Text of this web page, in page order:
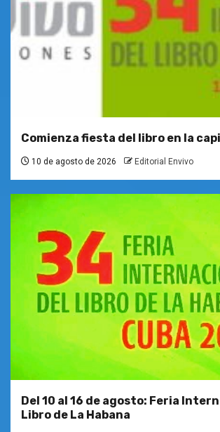
Comienza fiesta del libro en la
10 de agosto de 2026 Editorial Envivo
Del 10 al 16 de agosto: Feria
Libro de La Habana